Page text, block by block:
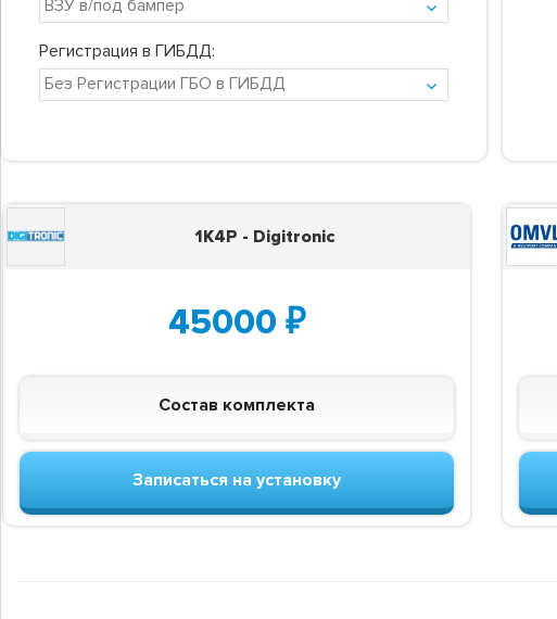
Регистрация в ГИБДД:
1K4P - Digitronic
45000 ₽
Состав комплекта
Записаться на установку